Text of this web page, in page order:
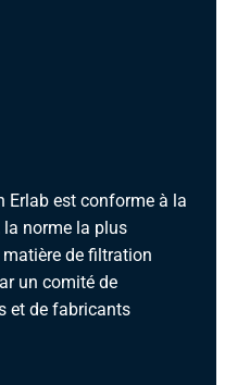
Erlab est conforme à la
la norme la plus
matière de filtration
un comité de
et de fabricants